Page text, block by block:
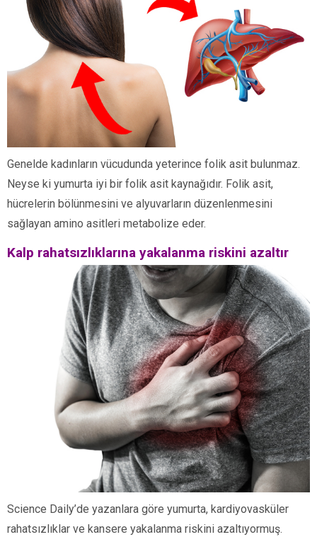
Genelde kadınların vücudunda yeterince folik asit bulunmaz.
Neyse ki yumurta iyi bir folik asit kaynağıdır. Folik asit,
hücrelerin bölünmesini ve alyuvarların düzenlenmesini
sağlayan amino asitleri metabolize eder.
Kalp rahatsızlıklarına yakalanma riskini azaltır
Science Daily’de yazanlara göre yumurta, kardiyovasküler
rahatsızlıklar ve kansere yakalanma riskini azaltıyormuş.